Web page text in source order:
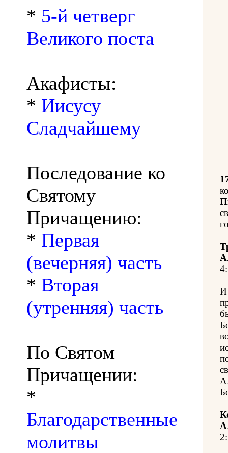
* 5-й четверг
Великого поста
Акафисты:
* Иисусу
Сладчайшему
Последование ко
Святому
Причащению:
* Первая
(вечерняя) часть
* Вторая
(утренняя) часть
По Святом
Причащении:
*
Благодарственные
молитвы
4:
И
2: